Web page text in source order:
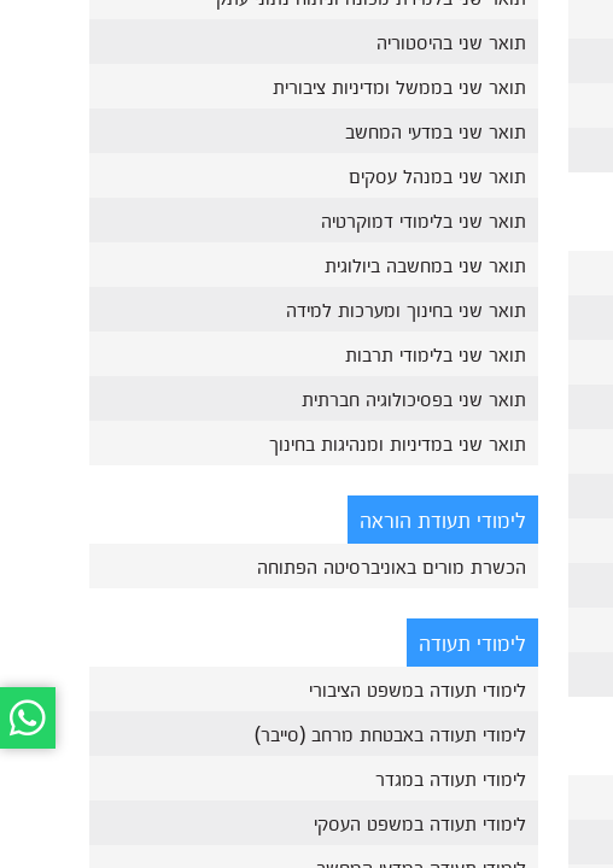
תואר שני בהיסטוריה
תואר שני בממשל ומדיניות ציבורית
תואר שני במדעי המחשב
תואר שני במנהל עסקים
תואר שני בלימודי דמוקרטיה
תואר שני במחשבה ביולוגית
תואר שני בחינוך ומערכות למידה
תואר שני בלימודי תרבות
תואר שני בפסיכולוגיה חברתית
תואר שני במדיניות ומנהיגות בחינוך
לימודי תעודת הוראה
הכשרת מורים באוניברסיטה הפתוחה
לימודי תעודה
לימודי תעודה במשפט הציבורי
לימודי תעודה באבטחת מרחב (סייבר)
לימודי תעודה במגדר
לימודי תעודה במשפט העסקי